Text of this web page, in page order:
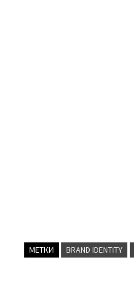
МЕТКИ BRAND IDENTITY